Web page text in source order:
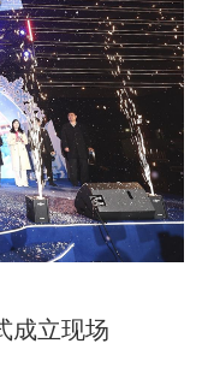
成立现场